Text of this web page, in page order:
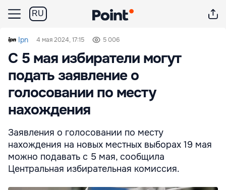
RU
Ipn 4 мая 2024, 17:15 5 006
С 5 мая избиратели могут
подать заявление о
голосовании по месту
нахождения
Заявления о голосовании по месту
нахождения на новых местных выборах 19 мая
можно подавать с 5 мая, сообщила
Центральная избирательная комиссия.